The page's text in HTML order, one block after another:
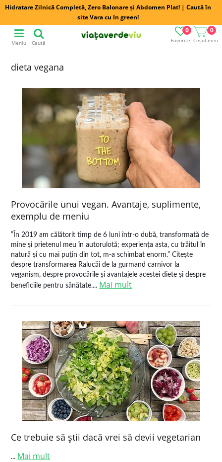
Hidratare Zilnică Completă, Zero Balonare și Abdomen Plat! | Caută în
site Vara cu In green!
Favorite
0
Coșul meu
0
Meniu Caută
dieta vegana
Provocările unui vegan. Avantaje, suplimente,
exemplu de meniu
”În 2019 am călătorit timp de 6 luni într-o dubă, transformată de
mine și prietenul meu în autorulotă; experiența asta, cu trăitul în
natură și cu mai puțin din tot, m-a schimbat enorm.” Citește
despre transformarea Ralucăi de la gurmand carnivor la
veganism, despre provocările și avantajele acestei diete și despre
beneficiile pentru sănătate.... Mai mult
Ce trebuie să ştii dacă vrei să devii vegetarian
... Mai mult